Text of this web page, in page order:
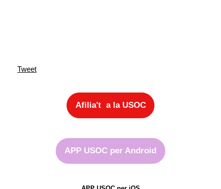
Tweet
Afilia't a la USOC
APP USOC per Android